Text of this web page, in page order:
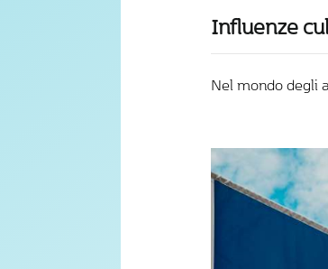
Influenze
Nel mondo degli